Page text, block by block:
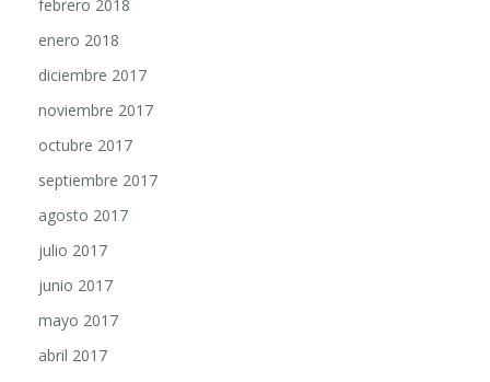
enero 2018
diciembre 2017
noviembre 2017
octubre 2017
septiembre 2017
agosto 2017
julio 2017
junio 2017
mayo 2017
abril 2017
marzo 2017